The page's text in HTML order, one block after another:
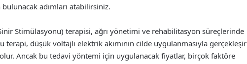
bulunacak adımları atabilirsiniz.
Stimülasyonu) terapisi, ağrı yönetimi ve rehabilitasyon süreçlerinde
düşük voltajlı elektrik akımının cilde uygulanmasıyla gerçekleşir
olur. Ancak bu tedavi yöntemi için uygulanacak fiyatlar, birçok faktöre